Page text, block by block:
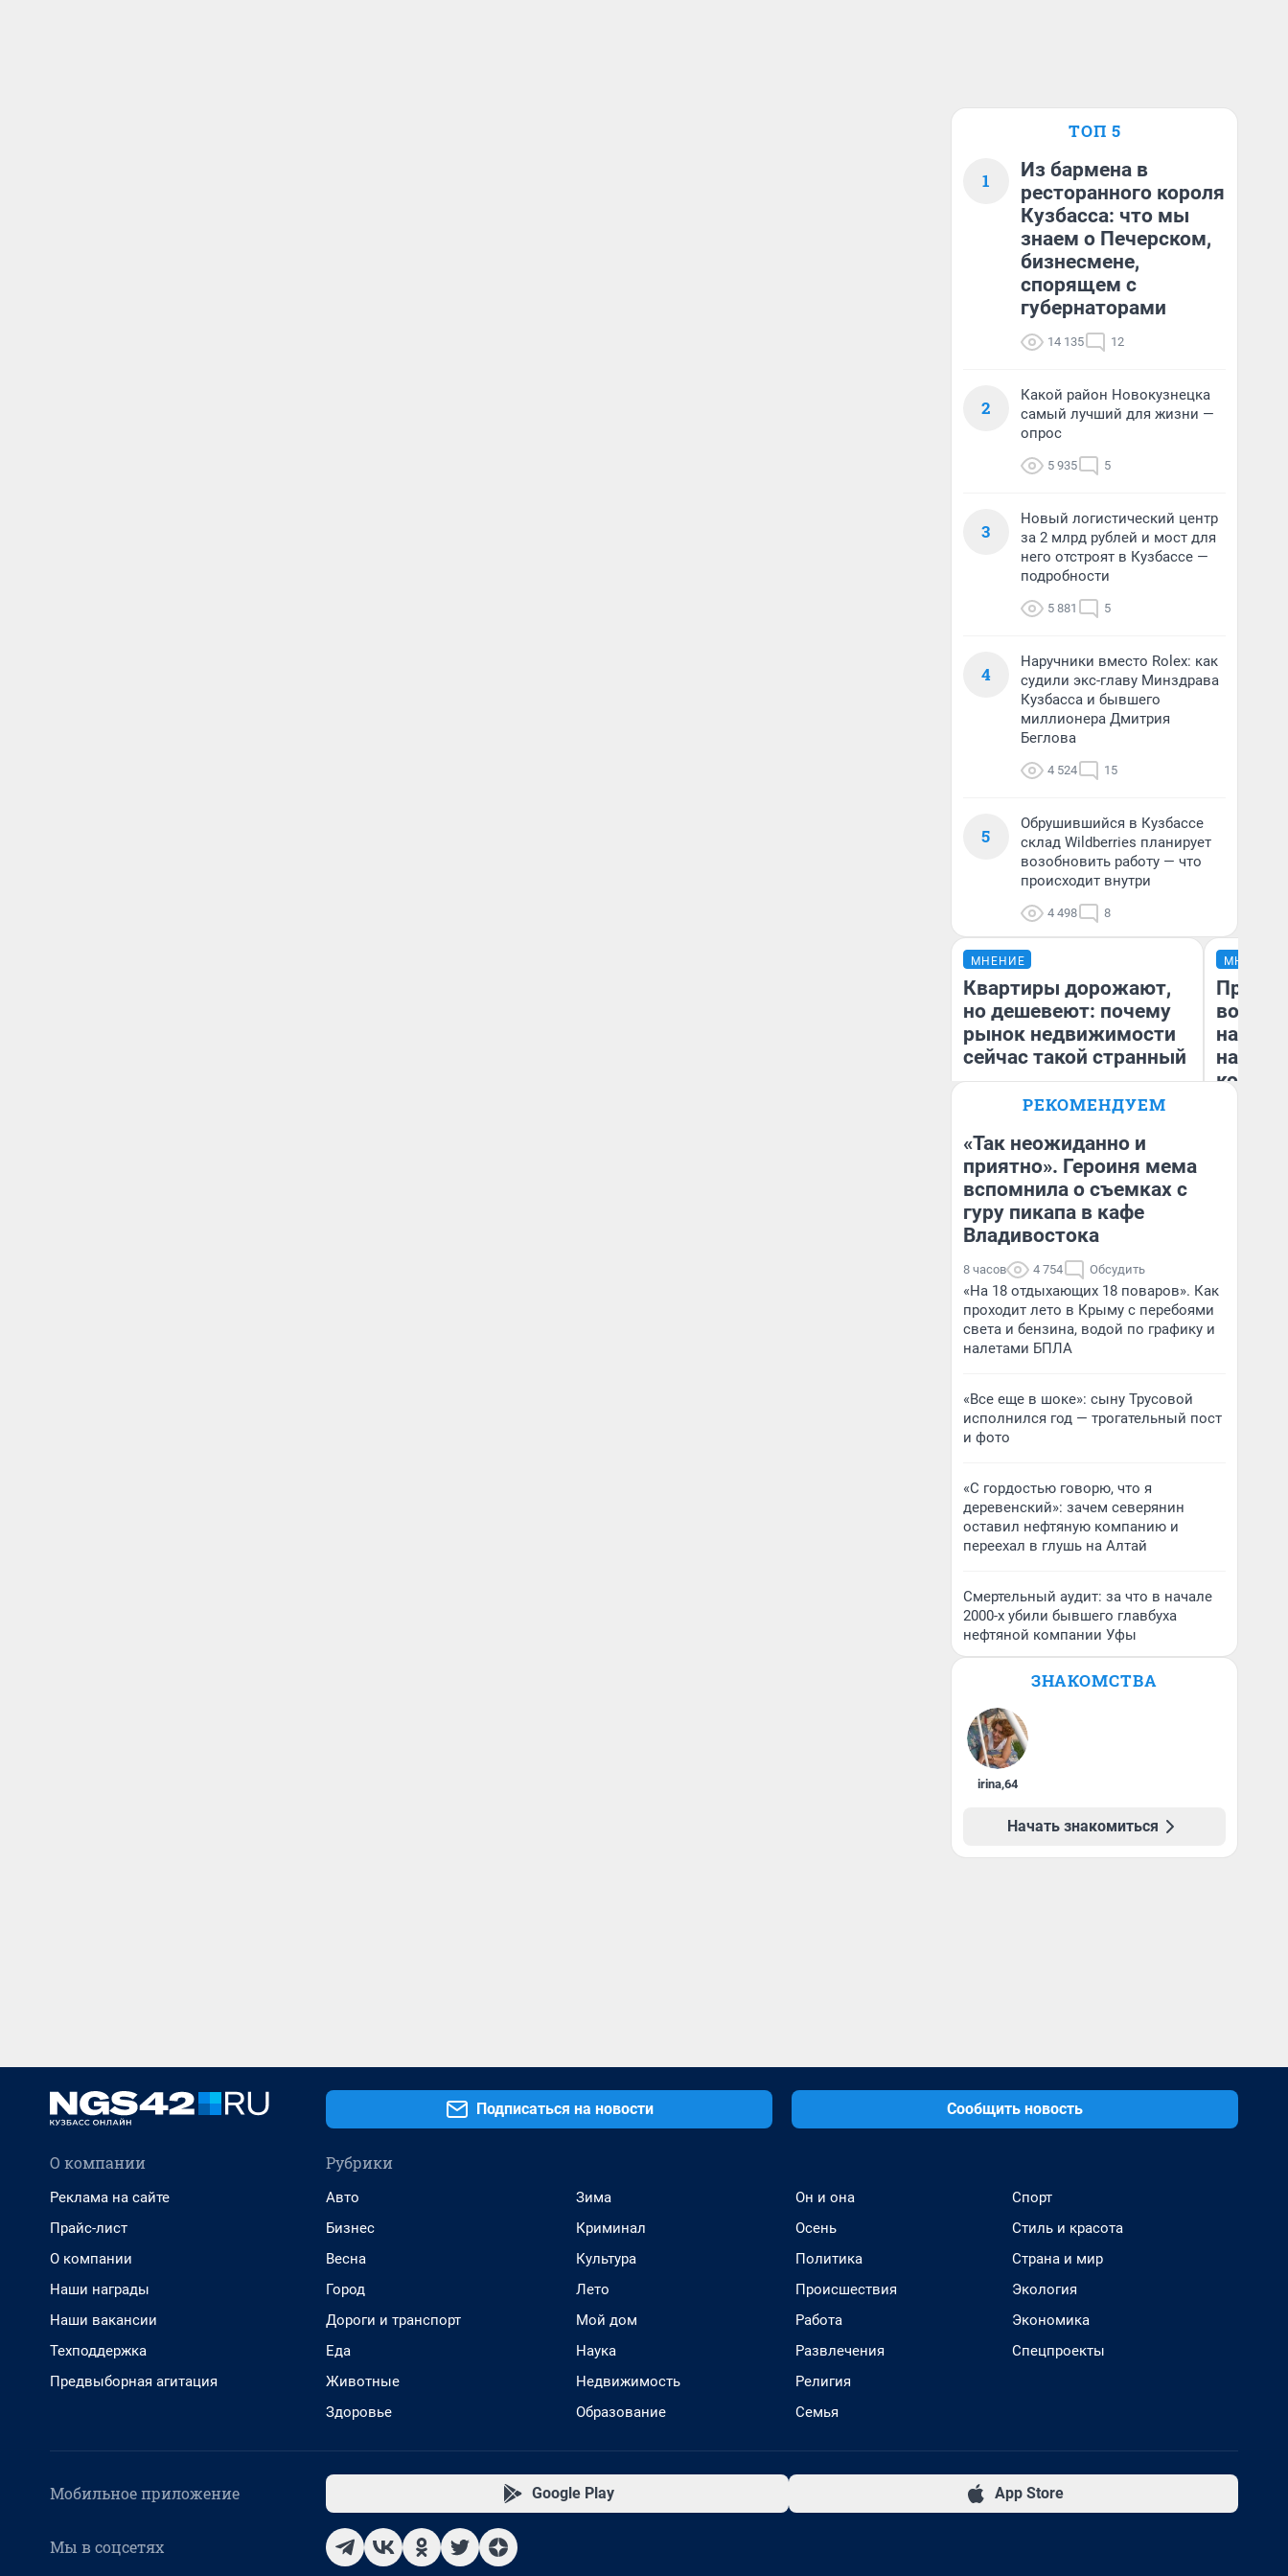
ТОП 5
1
Из бармена в
ресторанного короля
Кузбасса: что мы
знаем о Печерском,
бизнесмене,
спорящем с
губернаторами
14 135 12
2
Какой район Новокузнецка
самый лучший для жизни —
опрос
5 935 5
3
Новый логистический центр
за 2 млрд рублей и мост для
него отстроят в Кузбассе —
подробности
5 881 5
4
Наручники вместо Rolex: как
судили экс-главу Минздрава
Кузбасса и бывшего
миллионера Дмитрия
Беглова
4 524 15
5
Обрушившийся в Кузбассе
склад Wildberries планирует
возобновить работу — что
происходит внутри
4 498 8
МНЕНИЕ
Квартиры дорожают,
но дешевеют: почему
рынок недвижимости
сейчас такой странный
Екатерина Торопова
директор агентства
недвижимости
МНЕНИЕ
нам
РЕКОМЕНДУЕМ
«Так неожиданно и
приятно». Героиня мема
вспомнила о съемках с
гуру пикапа в кафе
Владивостока
8 часов 4 754 Обсудить
«На 18 отдыхающих 18 поваров». Как
проходит лето в Крыму с перебоями
света и бензина, водой по графику и
налетами БПЛА
«Все еще в шоке»: сыну Трусовой
исполнился год — трогательный пост
и фото
«С гордостью говорю, что я
деревенский»: зачем северянин
оставил нефтяную компанию и
переехал в глушь на Алтай
Смертельный аудит: за что в начале
2000-х убили бывшего главбуха
нефтяной компании Уфы
ЗНАКОМСТВА
irina,64
Начать знакомиться
Подписаться на новости Сообщить новость
О компании
Реклама на сайте
Прайс-лист
О компании
Наши награды
Наши вакансии
Техподдержка
Предвыборная агитация
Рубрики
Авто
Бизнес
Весна
Город
Дороги и транспорт
Еда
Животные
Здоровье
Зима
Криминал
Культура
Лето
Мой дом
Наука
Недвижимость
Образование
Он и она
Осень
Политика
Происшествия
Работа
Развлечения
Религия
Семья
Спорт
Стиль и красота
Страна и мир
Экология
Экономика
Спецпроекты
Мобильное приложение Google Play App Store
Мы в соцсетях